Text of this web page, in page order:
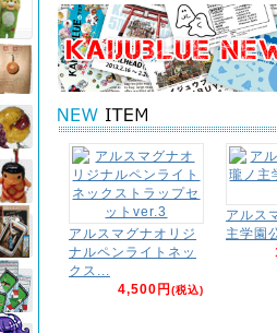
アルスマグナオリジ
ナルペンライトネッ
クス...
4,500円(税込)
アルス
主学園